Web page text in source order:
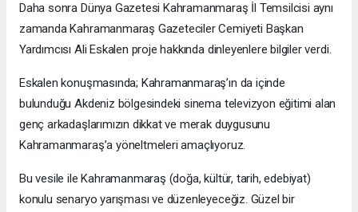
Daha sonra Dünya Gazetesi Kahramanmaraş İl Temsilcisi aynı
zamanda Kahramanmaraş Gazeteciler Cemiyeti Başkan
Yardımcısı Ali Eskalen proje hakkında dinleyenlere bilgiler verdi.
Eskalen konuşmasında; Kahramanmaraş’ın da içinde
bulunduğu Akdeniz bölgesindeki sinema televizyon eğitimi alan
genç arkadaşlarımızın dikkat ve merak duygusunu
Kahramanmaraş’a yöneltmeleri amaçlıyoruz.
Bu vesile ile Kahramanmaraş (doğa, kültür, tarih, edebiyat)
konulu senaryo yarışması ve düzenleyeceğiz. Güzel bir